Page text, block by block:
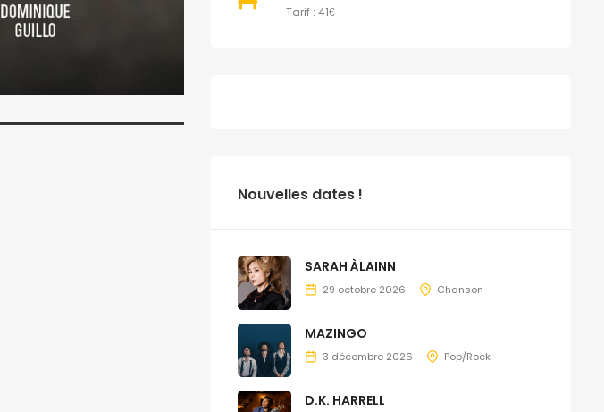
Tarif : 41€
Nouvelles dates !
SARAH ÀLAINN
29 octobre 2026 Chanson
MAZINGO
3 décembre 2026 Pop/Rock
D.K. HARRELL